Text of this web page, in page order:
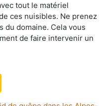
tout le matériel
ces nuisibles. Ne prenez
du domaine. Cela vous
de faire intervenir un